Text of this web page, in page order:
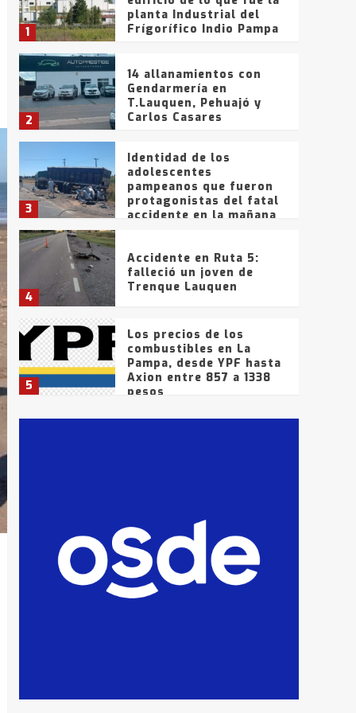
1
planta Industrial del
Frígorífico Indio Pampa
2
14 allanamientos con
Gendarmería en
T.Lauquen, Pehuajó y
Carlos Casares
3
Identidad de los
adolescentes
pampeanos que fueron
protagonistas del fatal
accidente en la mañana
4
Accidente en Ruta 5:
falleció un joven de
Trenque Lauquen
5
Los precios de los
combustibles en La
Pampa, desde YPF hasta
Axion entre 857 a 1338
pesos
La Bolsa de Cereales de
que intentaron evadir a
la Policía fueron
detenidos por
comercialización de
drogas en la tarde del
sábado